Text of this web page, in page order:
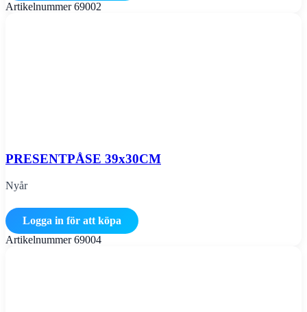
Artikelnummer69002
PRESENTPÅSE 39x30CM
Nyår
Logga in för att köpa
Artikelnummer69004